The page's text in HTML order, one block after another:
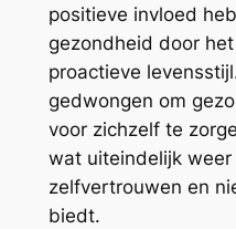
positieve invloed
gezondheid door
proactieve
gedwongen om
voor zichzelf te
wat uiteindelijk
zelfvertrouwen en
biedt.